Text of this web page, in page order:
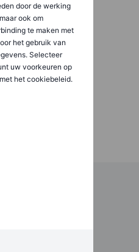
door de werking
ook om
te maken met
het gebruik van
Selecteer
uw voorkeuren op
het cookiebeleid.